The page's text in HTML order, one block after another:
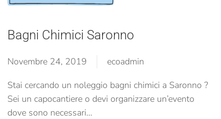
Bagni Chimici Saronno
Novembre 24, 2019
ecoadmin
Stai cercando un noleggio bagni chimici a Saronno ?
Sei un capocantiere o devi organizzare un’evento
dove sono necessari...